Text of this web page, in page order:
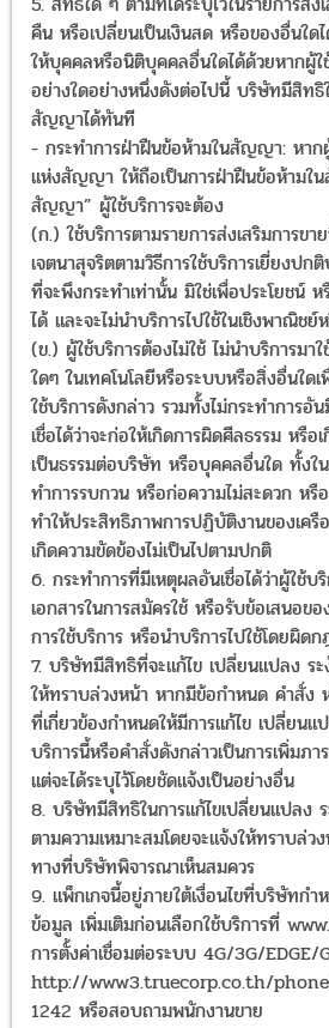
คืน หรือเปลี่ยนเป็นเงินสด หรือของอื่นใด
ให้บุคคลหรือนิติบุคคลอื่นใดได้ด้วยหากผู้ใ
อย่างใดอย่างหนึ่งดังต่อไปนี้ บริษัทมีสิทธิ
สัญญาได้ทันที
- กระทำการฝ่าฝืนข้อห้ามในสัญญา: หาก
แห่งสัญญา ให้ถือเป็นการฝ่าฝืนข้อห้ามใ
สัญญา” ผู้ใช้บริการจะต้อง
(ก.) ใช้บริการตามรายการส่งเสริมการขา
เจตนาสุจริตตามวิธีการใช้บริการเยี่ยงป
ที่จะพึงกระทำเท่านั้น มิใช่เพื่อประโยชน์
ได้ และจะไม่นำบริการไปใช้ในเชิงพาณิชย์
(ข.) ผู้ใช้บริการต้องไม่ใช้ ไม่นำบริการมา
ใดๆ ในเทคโนโลยีหรือระบบหรือสิ่งอื่นใด
ใช้บริการดังกล่าว รวมทั้งไม่กระทำการ
เชื่อได้ว่าจะก่อให้เกิดการผิดศีลธรรม หรือ
เป็นธรรมต่อบริษัท หรือบุคคลอื่นใด ทั้งใ
ทำการรบกวน หรือก่อความไม่สะดวก หรื
ทำให้ประสิทธิภาพการปฏิบัติงานของเครื
เกิดความขัดข้องไม่เป็นไปตามปกติ
6. กระทำการที่มีเหตุผลอันเชื่อได้ว่าผู้ใช้
เอกสารในการสมัครใช้ หรือรับข้อเสนอ
การใช้บริการ หรือนำบริการไปใช้โดยผิด
7. บริษัทมีสิทธิที่จะแก้ไข เปลี่ยนแปลง ร
ให้ทราบล่วงหน้า หากมีข้อกำหนด คำสั่ง
ที่เกี่ยวข้องกำหนดให้มีการแก้ไข เปลี่ยนแ
บริการนี้หรือคำสั่งดังกล่าวเป็นการเพิ่มภา
แต่จะได้ระบุไว้โดยชัดแจ้งเป็นอย่างอื่น
8. บริษัทมีสิทธิในการแก้ไขเปลี่ยนแปลง
ตามความเหมาะสมโดยจะแจ้งให้ทราบล่
ทางที่บริษัทพิจารณาเห็นสมควร
9. แพ็กเกจนี้อยู่ภายใต้เงื่อนไขที่บริษัทก
ข้อมูล เพิ่มเติมก่อนเลือกใช้บริการที่
การตั้งค่าเชื่อมต่อระบบ 4G/3G/EDGE/
http://www3.truecorp.co.th/
1242 หรือสอบถามพนักงานขาย